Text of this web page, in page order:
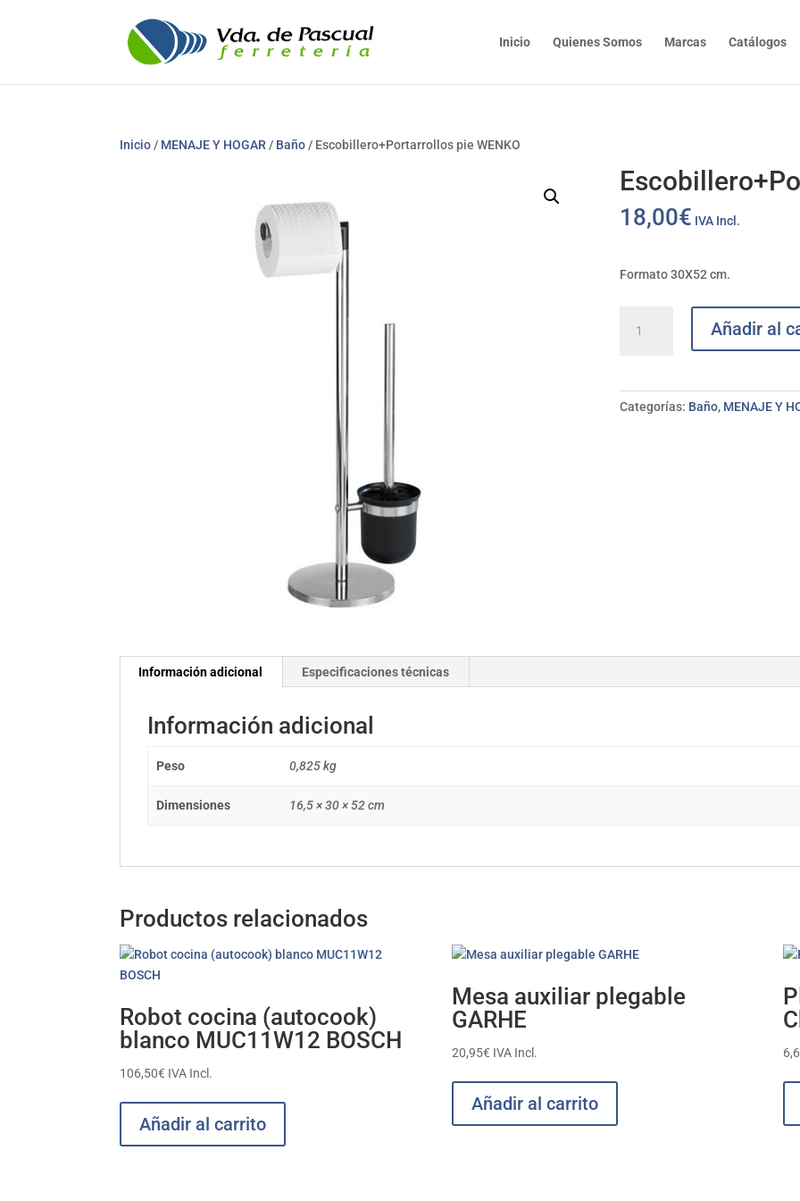
Inicio Quienes Somos Marcas Catálogos
Inicio / MENAJE Y HOGAR / Baño / Escobillero+Portarrollos pie WENKO
18,00€ IVA Incl.
Formato 30X52 cm.
Añadir al
Categorías: Baño, MENAJE Y
Información adicional Especificaciones técnicas
Información adicional
Peso 0,825 kg
Dimensiones 16,5 × 30 × 52 cm
Productos relacionados
Robot cocina (autocook)
blanco MUC11W12 BOSCH
106,50€ IVA Incl.
Añadir al carrito
Mesa auxiliar plegable
GARHE
20,95€ IVA Incl.
Añadir al carrito